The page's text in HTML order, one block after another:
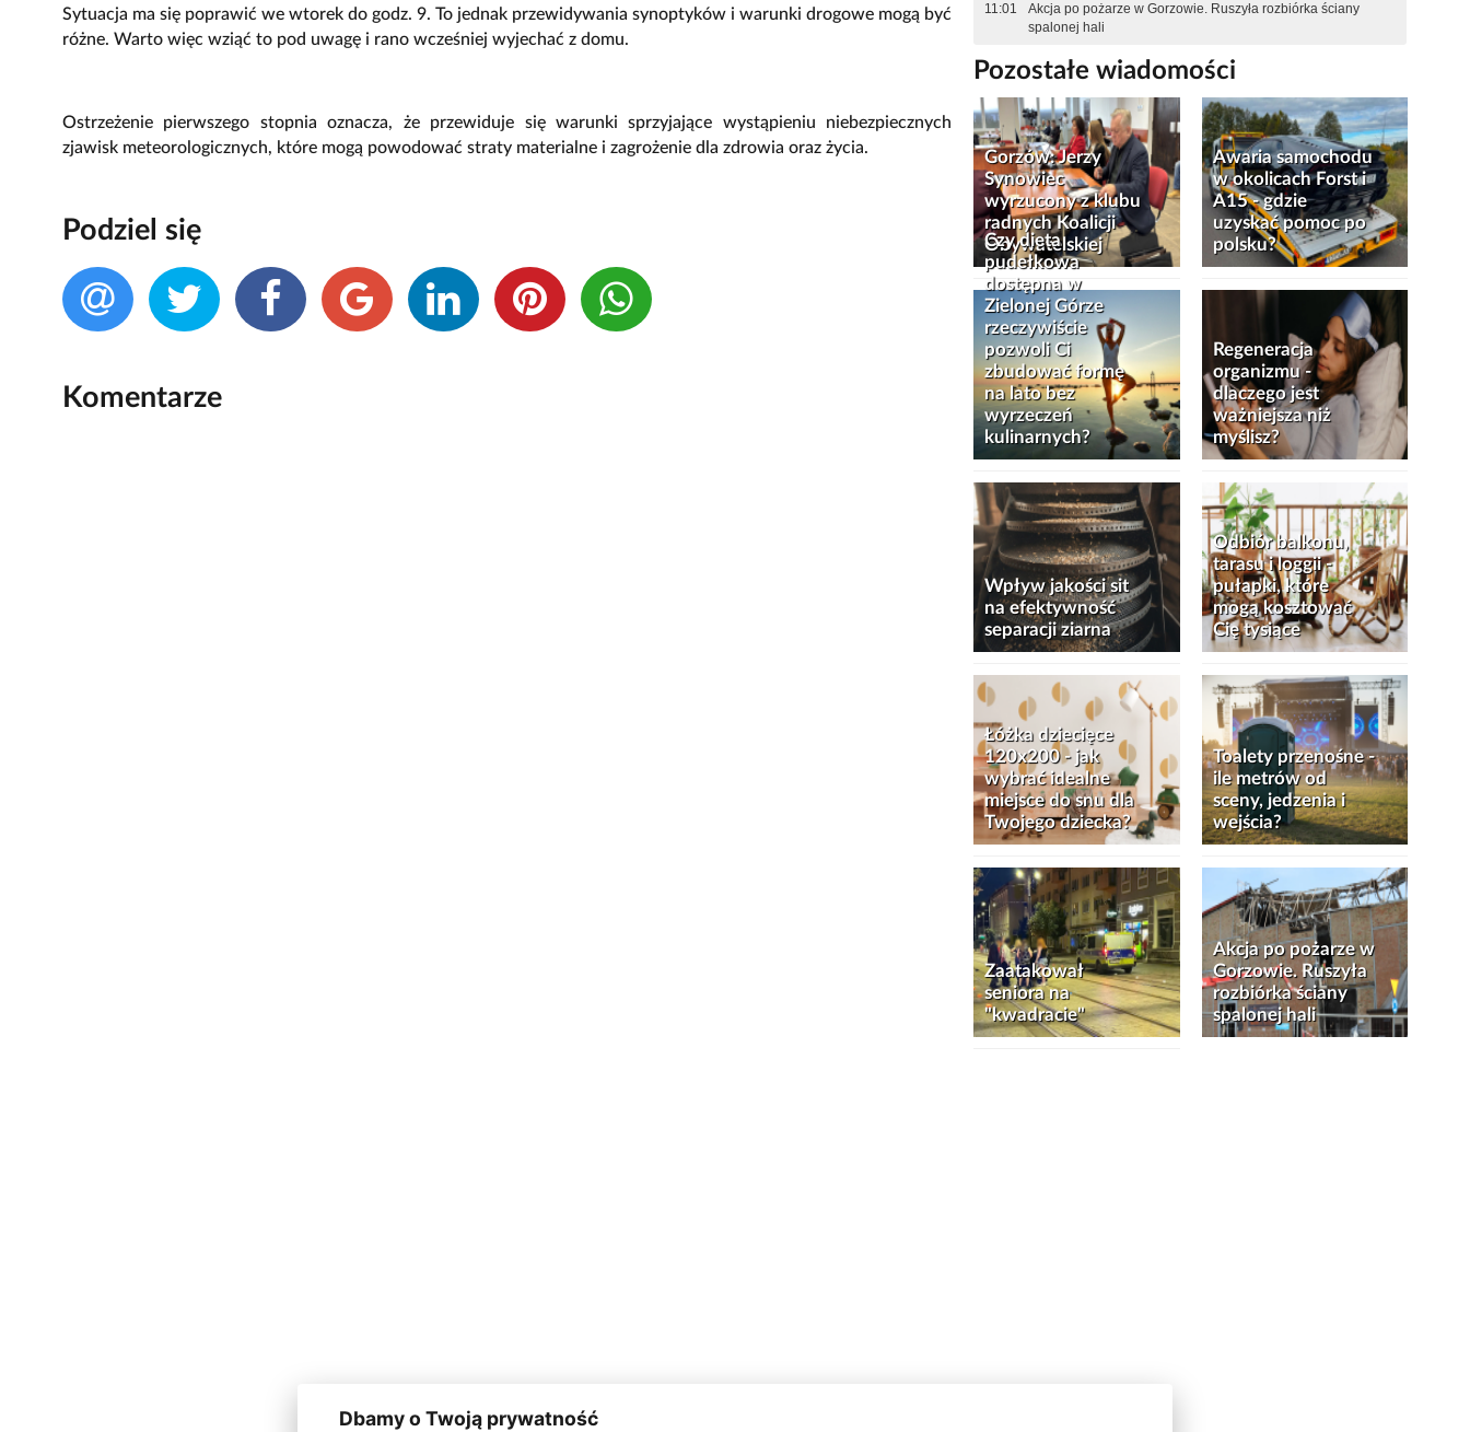
Sytuacja ma się poprawić we wtorek do godz. 9. To jednak przewidywania synoptyków i warunki drogowe mogą być
różne. Warto więc wziąć to pod uwagę i rano wcześniej wyjechać z domu.
Ostrzeżenie pierwszego stopnia oznacza, że przewiduje się warunki sprzyjające wystąpieniu niebezpiecznych
zjawisk meteorologicznych, które mogą powodować straty materialne i zagrożenie dla zdrowia oraz życia.
Podziel się
Komentarze
11:01
Akcja po pożarze w Gorzowie. Ruszyła rozbiórka ściany
spalonej hali
Pozostałe wiadomości
Gorzów: Jerzy
Synowiec
wyrzucony z klubu
radnych Koalicji
Obywatelskiej
Awaria samochodu
w okolicach Forst i
A15 - gdzie
uzyskać pomoc po
polsku?
Czy dieta
pudełkowa
dostępna w
Zielonej Górze
rzeczywiście
pozwoli Ci
zbudować formę
na lato bez
wyrzeczeń
kulinarnych?
Regeneracja
organizmu -
dlaczego jest
ważniejsza niż
myślisz?
Wpływ jakości sit
na efektywność
separacji ziarna
Odbiór balkonu,
tarasu i loggii -
pułapki, które
mogą kosztować
Cię tysiące
Łóżka dziecięce
120x200 - jak
wybrać idealne
miejsce do snu dla
Twojego dziecka?
Toalety przenośne -
ile metrów od
sceny, jedzenia i
wejścia?
Zaatakował
seniora na
"kwadracie"
Akcja po pożarze w
Gorzowie. Ruszyła
rozbiórka ściany
spalonej hali
Dbamy o Twoją prywatność